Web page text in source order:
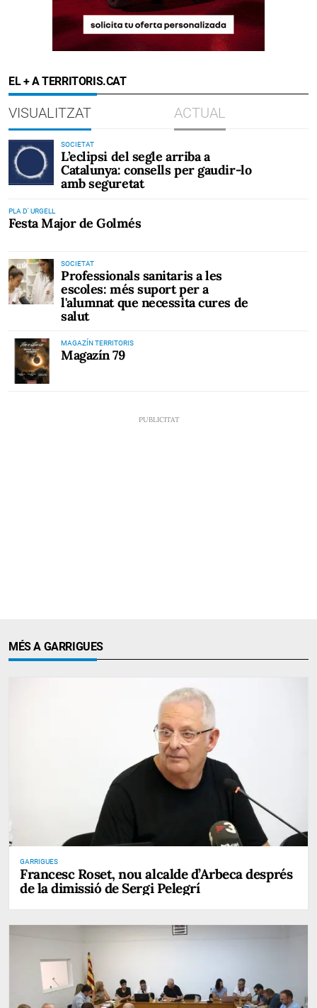
EL + A TERRITORIS.CAT
VISUALITZAT ACTUAL
SOCIETAT
L’eclipsi del segle arriba a
Catalunya: consells per gaudir-lo
amb seguretat
PLA D' URGELL
Festa Major de Golmés
SOCIETAT
Professionals sanitaris a les
escoles: més suport per a
l'alumnat que necessita cures de
salut
MAGAZÍN TERRITORIS
Magazín 79
MÉS A GARRIGUES
GARRIGUES
Francesc Roset, nou alcalde d’Arbeca després
de la dimissió de Sergi Pelegrí